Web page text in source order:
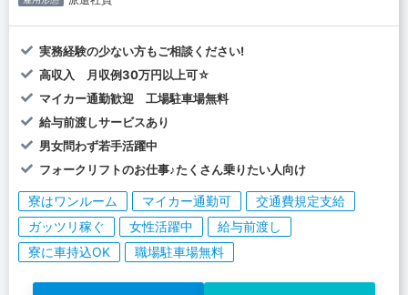
実務経験の少ない方もご相談ください!
高収入 月収例30万円以上可☆
マイカー通勤歓迎 工場駐車場無料
給与前渡しサービスあり
男女問わず若手活躍中
フォークリフトのお仕事♪たくさん乗りたい人向け
寮はワンルーム マイカー通勤可
交通費規定支給
ガッツリ稼ぐ
女性活躍中
給与前渡し
寮に車持込OK
職場駐車場無料